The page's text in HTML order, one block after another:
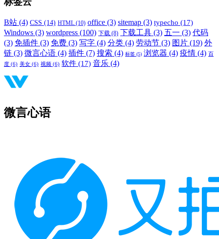
B站 (4) CSS (14) HTML (10) office (3) sitemap (3) typecho (17)
Windows (3) wordpress (100) 下载 (8) 下载工具 (3) 五一 (3) 代码
(3) 免插件 (3) 免费 (3) 写字 (4) 分类 (4) 劳动节 (3) 图片 (19) 外
链 (3) 微言心语 (4) 插件 (7) 搜索 (4) 标签 (5) 浏览器 (4) 疫情 (4) 百
度 (6) 美女 (6) 视频 (6) 软件 (17) 音乐 (4)
微言心语